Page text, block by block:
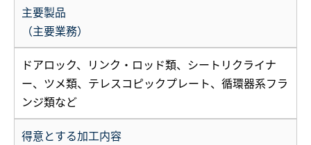
主要製品
（主要業務）
ドアロック、リンク・ロッド類、シートリクライナ
ー、ツメ類、テレスコピックプレート、循環器系フラ
ンジ類など
得意とする加工内容